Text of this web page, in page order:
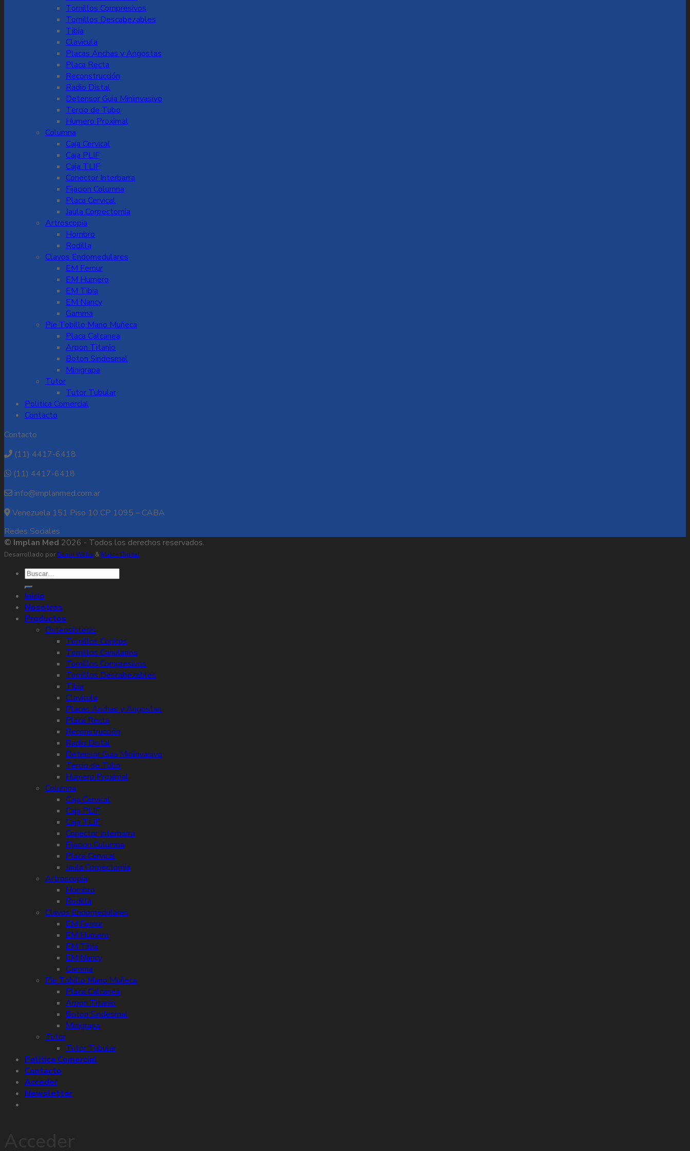
Tornillos Compresivos
Tornillos Descabezables
Tibia
Clavicula
Placas Anchas y Angostas
Placa Recta
Reconstrucción
Radio Distal
Detensor Guia Miniinvasivo
Tercio de Tubo
Humero Proximal
Columna
Caja Cervical
Caja PLIF
Caja TLIF
Conector Interbarra
Fijacion Columna
Placa Cervical
Jaula Corpectomia
Artroscopia
Hombro
Rodilla
Clavos Endomedulares
EM Femur
EM Humero
EM Tibia
EM Nancy
Gamma
Pie Tobillo Mano Muñeca
Placa Calcanea
Arpon Titanio
Boton Sindesmal
Minigrapa
Tutor
Tutor Tubular
Politica Comercial
Contacto
Contacto
(11) 4417-6418
(11) 4417-6418
info@implanmed.com.ar
Venezuela 151 Piso 10 CP 1095 – CABA
Redes Sociales
© Implan Med 2026 - Todos los derechos reservados.
Desarrollado por Genio Webs & Makta Digital
Buscar
por:
Inicio
Nosotros
Productos
Osteosintesis
Tornillos Conicos
Tornillos Canulados
Tornillos Compresivos
Tornillos Descabezables
Tibia
Clavicula
Placas Anchas y Angostas
Placa Recta
Reconstrucción
Radio Distal
Detensor Guia Miniinvasivo
Tercio de Tubo
Humero Proximal
Columna
Caja Cervical
Caja PLIF
Caja TLIF
Conector Interbarra
Fijacion Columna
Placa Cervical
Jaula Corpectomia
Artroscopia
Hombro
Rodilla
Clavos Endomedulares
EM Femur
EM Humero
EM Tibia
EM Nancy
Gamma
Pie Tobillo Mano Muñeca
Placa Calcanea
Arpon Titanio
Boton Sindesmal
Minigrapa
Tutor
Tutor Tubular
Politica Comercial
Contacto
Acceder
Newsletter